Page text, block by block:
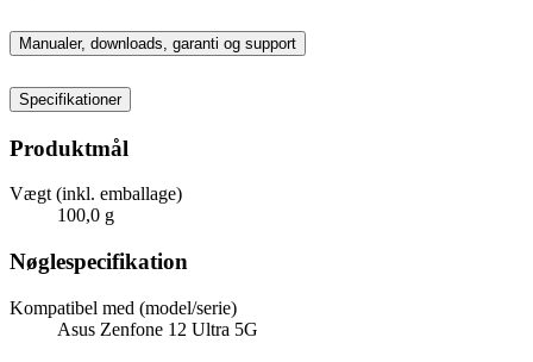
Manualer, downloads, garanti og support
Specifikationer
Produktmål
Vægt (inkl. emballage)
100,0 g
Nøglespecifikation
Kompatibel med (model/serie)
Asus Zenfone 12 Ultra 5G